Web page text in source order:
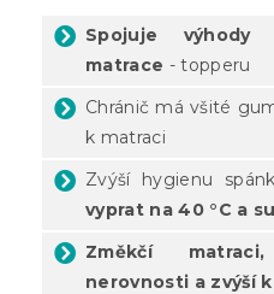
Spojuje
matrace - topperu
Chránič má všité
k matraci
Zvýší hygienu
vyprat na 40 °C a
Změkčí
nerovnosti a zvýší